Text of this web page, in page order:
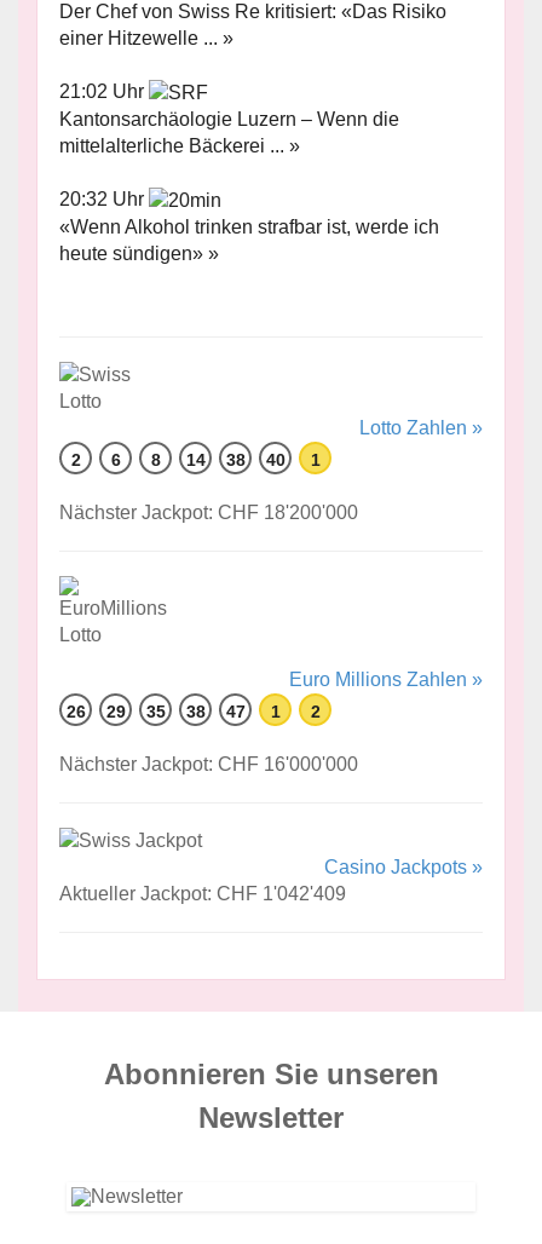
Der Chef von Swiss Re kritisiert: «Das Risiko
einer Hitzewelle ... »
21:02 Uhr
Kantonsarchäologie Luzern – Wenn die
mittelalterliche Bäckerei ... »
20:32 Uhr
«Wenn Alkohol trinken strafbar ist, werde ich
heute sündigen» »
Lotto Zahlen »
2 6 8 14 38 40 1
Nächster Jackpot: CHF 18'200'000
Euro Millions Zahlen »
26 29 35 38 47 1 2
Nächster Jackpot: CHF 16'000'000
Casino Jackpots »
Aktueller Jackpot: CHF 1'042'409
Abonnieren Sie unseren
News­letter